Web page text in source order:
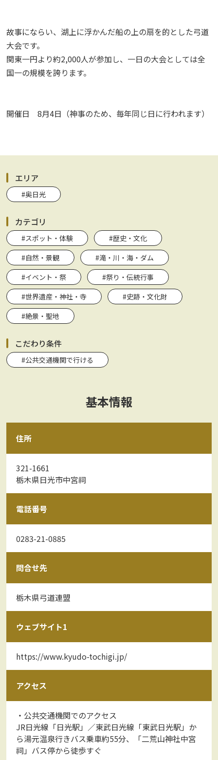
故事にならい、湖上に浮かんだ船の上の扇を的とした弓道
大会です。
関東一円より約2,000人が参加し、一日の大会としては全
国一の規模を誇ります。
開催日 8月4日（神事のため、毎年同じ日に行われます）
エリア
#奥日光
カテゴリ
#スポット・体験
#歴史・文化
#自然・景観
#滝・川・海・ダム
#イベント・祭
#祭り・伝統行事
#世界遺産・神社・寺
#史跡・文化財
#絶景・聖地
こだわり条件
#公共交通機関で行ける
基本情報
住所
321-1661
栃木県日光市中宮祠
電話番号
0283-21-0885
問合せ先
栃木県弓道連盟
ウェブサイト1
https://www.kyudo-tochigi.jp/
アクセス
・公共交通機関でのアクセス
JR日光線「日光駅」／東武日光線「東武日光駅」か
ら湯元温泉行きバス乗車約55分、「二荒山神社中宮
祠」バス停から徒歩すぐ